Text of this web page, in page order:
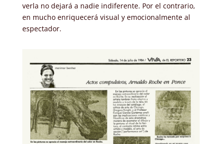
verla no dejará a nadie indiferente. Por el contrario,
en mucho enriquecerá visual y emocionalmente al
espectador.